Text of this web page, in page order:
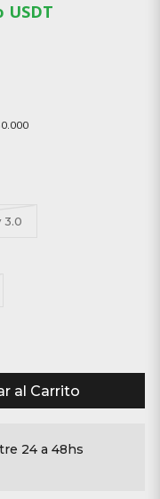
USDT
3.0
al Carrito
24 a 48hs